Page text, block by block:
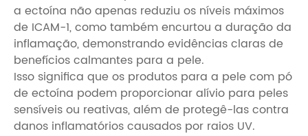
a ectoína não apenas reduziu os níveis máximos
de ICAM-1, como também encurtou a duração da
inflamação, demonstrando evidências claras de
benefícios calmantes para a pele.
Isso significa que os produtos para a pele com pó
de ectoína podem proporcionar alívio para peles
sensíveis ou reativas, além de protegê-las contra
danos inflamatórios causados ​​por raios UV.